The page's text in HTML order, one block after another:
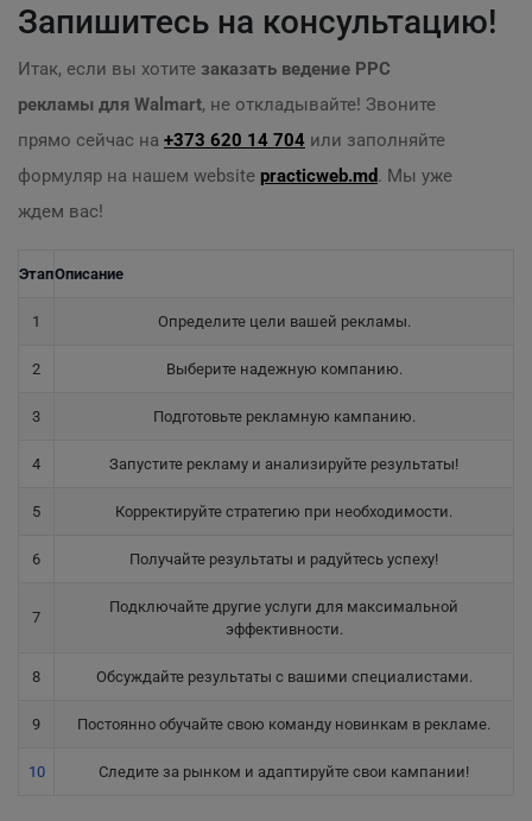
Запишитесь на консультацию!
Итак, если вы хотите заказать ведение PPC
рекламы для Walmart, не откладывайте! Звоните
прямо сейчас на +373 620 14 704 или заполняйте
формуляр на нашем website practicweb.md. Мы уже
ждем вас!
ЭтапОписание
1 Определите цели вашей рекламы.
2 Выберите надежную компанию.
3 Подготовьте рекламную кампанию.
4 Запустите рекламу и анализируйте результаты!
5 Корректируйте стратегию при необходимости.
6 Получайте результаты и радуйтесь успеху!
7
Подключайте другие услуги для максимальной
эффективности.
8 Обсуждайте результаты с вашими специалистами.
9 Постоянно обучайте свою команду новинкам в рекламе.
10 Следите за рынком и адаптируйте свои кампании!